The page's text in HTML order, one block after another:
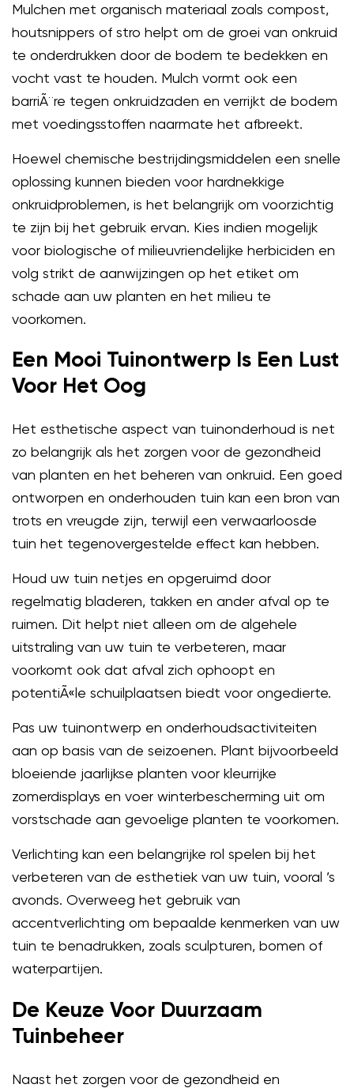
Mulchen met organisch materiaal zoals compost,
houtsnippers of stro helpt om de groei van onkruid
te onderdrukken door de bodem te bedekken en
vocht vast te houden. Mulch vormt ook een
barriÃ¨re tegen onkruidzaden en verrijkt de bodem
met voedingsstoffen naarmate het afbreekt.
Hoewel chemische bestrijdingsmiddelen een snelle
oplossing kunnen bieden voor hardnekkige
onkruidproblemen, is het belangrijk om voorzichtig
te zijn bij het gebruik ervan. Kies indien mogelijk
voor biologische of milieuvriendelijke herbiciden en
volg strikt de aanwijzingen op het etiket om
schade aan uw planten en het milieu te
voorkomen.
Een Mooi Tuinontwerp Is Een Lust
Voor Het Oog
Het esthetische aspect van tuinonderhoud is net
zo belangrijk als het zorgen voor de gezondheid
van planten en het beheren van onkruid. Een goed
ontworpen en onderhouden tuin kan een bron van
trots en vreugde zijn, terwijl een verwaarloosde
tuin het tegenovergestelde effect kan hebben.
Houd uw tuin netjes en opgeruimd door
regelmatig bladeren, takken en ander afval op te
ruimen. Dit helpt niet alleen om de algehele
uitstraling van uw tuin te verbeteren, maar
voorkomt ook dat afval zich ophoopt en
potentiÃ«le schuilplaatsen biedt voor ongedierte.
Pas uw tuinontwerp en onderhoudsactiviteiten
aan op basis van de seizoenen. Plant bijvoorbeeld
bloeiende jaarlijkse planten voor kleurrijke
zomerdisplays en voer winterbescherming uit om
vorstschade aan gevoelige planten te voorkomen.
Verlichting kan een belangrijke rol spelen bij het
verbeteren van de esthetiek van uw tuin, vooral ’s
avonds. Overweeg het gebruik van
accentverlichting om bepaalde kenmerken van uw
tuin te benadrukken, zoals sculpturen, bomen of
waterpartijen.
De Keuze Voor Duurzaam
Tuinbeheer
Naast het zorgen voor de gezondheid en